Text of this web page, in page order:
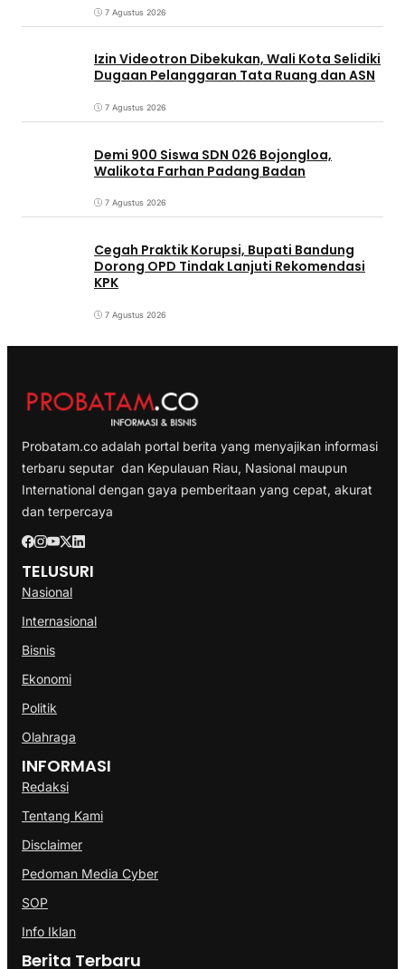
7 Agustus 2026
Izin Videotron Dibekukan, Wali Kota Selidiki
Dugaan Pelanggaran Tata Ruang dan ASN
7 Agustus 2026
Demi 900 Siswa SDN 026 Bojongloa,
Walikota Farhan Padang Badan
7 Agustus 2026
Cegah Praktik Korupsi, Bupati Bandung
Dorong OPD Tindak Lanjuti Rekomendasi
KPK
7 Agustus 2026
Probatam.co adalah portal berita yang menyajikan informasi
terbaru seputar dan Kepulauan Riau, Nasional maupun
International dengan gaya pemberitaan yang cepat, akurat
dan terpercaya
TELUSURI
Nasional
Internasional
Bisnis
Ekonomi
Politik
Olahraga
INFORMASI
Redaksi
Tentang Kami
Disclaimer
Pedoman Media Cyber
SOP
Info Iklan
Berita Terbaru